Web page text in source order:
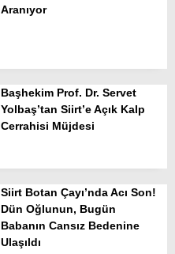
Aranıyor
Başhekim Prof. Dr. Servet
Yolbaş’tan Siirt’e Açık Kalp
Cerrahisi Müjdesi
Siirt Botan Çayı’nda Acı Son!
Dün Oğlunun, Bugün
Babanın Cansız Bedenine
Ulaşıldı